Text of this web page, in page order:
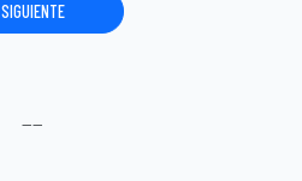
SIGUIENTE
----